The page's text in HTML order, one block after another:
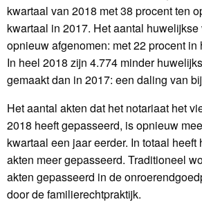
kwartaal van 2018 met 38 procent ten
kwartaal in 2017. Het aantal
opnieuw afgenomen: met 22 procent in
In heel 2018 zijn 4.774 minder
gemaakt dan in 2017: een daling van
Het aantal akten dat het notariaat het
2018 heeft gepasseerd, is opnieuw
kwartaal een jaar eerder. In totaal heeft
akten meer gepasseerd. Traditioneel
akten gepasseerd in de
door de familierechtpraktijk.